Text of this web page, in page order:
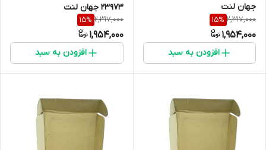
جهان لنت
2,317,000
15%
1,954,000
افزودن به سبد
23973 جهان لنت
2,317,000
15%
1,954,000
افزودن به سبد